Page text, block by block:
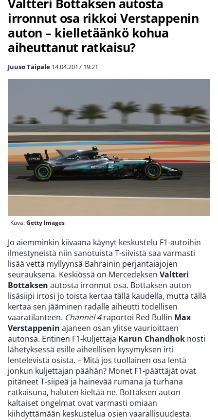
Valtteri Bottaksen autosta
irronnut osa rikkoi Verstappenin
auton – kielletäänkö kohua
aiheuttanut ratkaisu?
Juuso Taipale 14.04.2017 19:21
Kuva:Getty Images
Jo aiemminkin kiivaana käynyt keskustelu F1-autoihin
ilmestyneistä niin sanotuista T-siivistä saa varmasti
lisää vettä myllyynsä Bahrainin perjantaiajojen
seurauksena. Keskiössä on Mercedeksen Valtteri
Bottaksen autosta irronnut osa. Bottaksen auton
lisäsiipi irtosi jo toista kertaa tällä kaudella, mutta tällä
kertaa sen jääminen radalle aiheutti todellisen
vaaratilanteen. Channel 4raportoi Red Bullin Max
Verstappenin ajaneen osan ylitse vaurioittaen
autonsa. Entinen F1-kuljettaja Karun Chandhok nosti
lähetyksessä esille aiheellisen kysymyksen irti
lentelevistä osista. – Mitä jos tuollainen osa lentä
jonkun kuljettajan päähän? Monet F1-päättäjät ovat
pitäneet T-siipeä ja hainevää rumana ja turhana
ratkaisuna, haluten kieltää ne. Bottaksen auton
kaltaiset ongelmat ovat varmasti omiaan
kiihdyttämään keskustelua osien vaarallisuudesta.